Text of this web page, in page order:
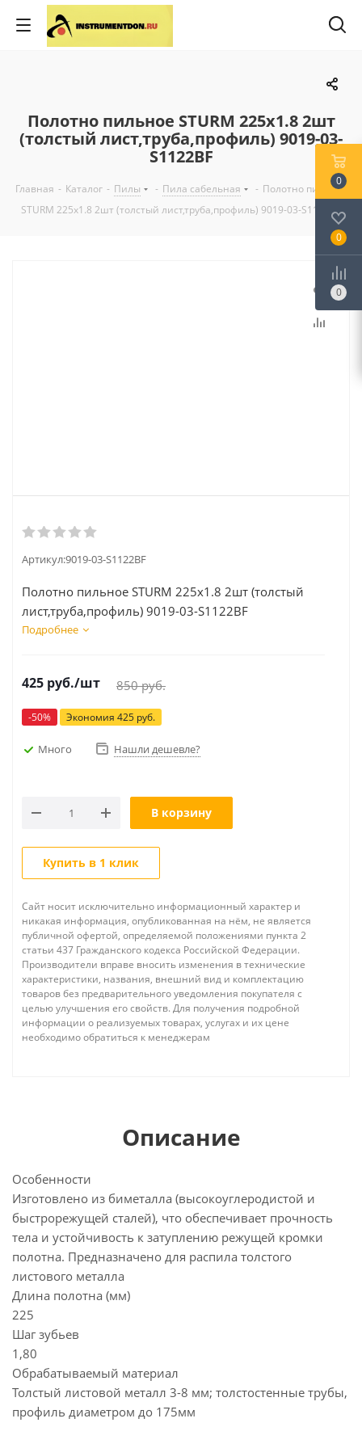
Полотно пильное STURM 225х1.8 2шт
(толстый лист,труба,профиль) 9019-03-
S1122BF
Главная - Каталог - Пилы - Пила сабельная - Полотно пильное
STURM 225х1.8 2шт (толстый лист,труба,профиль) 9019-03-S1122BF
Артикул:9019-03-S1122BF
Полотно пильное STURM 225х1.8 2шт (толстый
лист,труба,профиль) 9019-03-S1122BF
Подробнее
425 руб./шт 850руб.
-50% Экономия 425 руб.
Много Нашли дешевле?
В корзину
Купить в 1 клик
Сайт носит исключительно информационный характер и
никакая информация, опубликованная на нём, не является
публичной офертой, определяемой положениями пункта 2
статьи 437 Гражданского кодекса Российской Федерации.
Производители вправе вносить изменения в технические
характеристики, названия, внешний вид и комплектацию
товаров без предварительного уведомления покупателя с
целью улучшения его свойств. Для получения подробной
информации о реализуемых товарах, услугах и их цене
необходимо обратиться к менеджерам
Описание
Особенности
Изготовлено из биметалла (высокоуглеродистой и
быстрорежущей сталей), что обеспечивает прочность
тела и устойчивость к затуплению режущей кромки
полотна. Предназначено для распила толстого
листового металла
Длина полотна (мм)
225
Шаг зубьев
1,80
Обрабатываемый материал
Толстый листовой металл 3-8 мм; толстостенные трубы,
профиль диаметром до 175мм
0
0
0